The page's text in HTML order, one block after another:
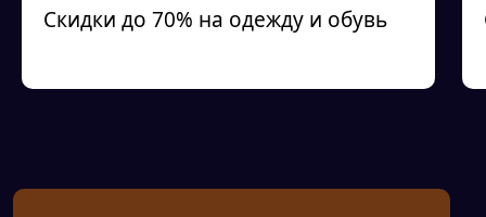
Скидки до 70% на одежду и обувь